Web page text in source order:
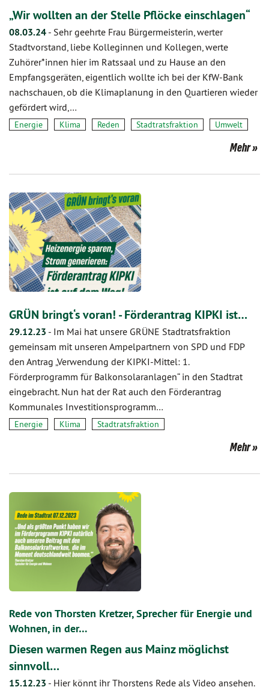
„Wir wollten an der Stelle Pflöcke einschlagen“
08.03.24 - Sehr geehrte Frau Bürgermeisterin, werter
Stadtvorstand, liebe Kolleginnen und Kollegen, werte
Zuhörer*innen hier im Ratssaal und zu Hause an den
Empfangsgeräten, eigentlich wollte ich bei der KfW-Bank
nachschauen, ob die Klimaplanung in den Quartieren wieder
gefördert wird,…
Energie Klima Reden Stadtratsfraktion Umwelt
Mehr
GRÜN bringt‘s voran! - Förderantrag KIPKI ist…
29.12.23 - Im Mai hat unsere GRÜNE Stadtratsfraktion
gemeinsam mit unseren Ampelpartnern von SPD und FDP
den Antrag „Verwendung der KIPKI-Mittel: 1.
Förderprogramm für Balkonsolaranlagen“ in den Stadtrat
eingebracht. Nun hat der Rat auch den Förderantrag
Kommunales Investitionsprogramm…
Energie Klima Stadtratsfraktion
Mehr
Rede von Thorsten Kretzer, Sprecher für Energie und
Wohnen, in der…
Diesen warmen Regen aus Mainz möglichst
sinnvoll…
15.12.23 - Hier könnt ihr Thorstens Rede als Video ansehen.